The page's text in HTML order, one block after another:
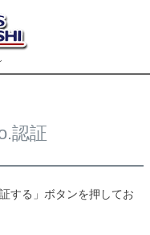
認証
する」ボタンを押してお